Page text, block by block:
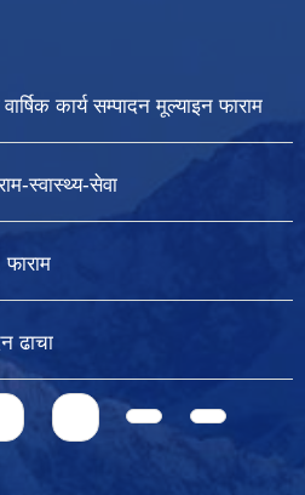
कार्य सम्पादन मूल्याइन फाराम
स्वास्थ्य-सेवा
ढाचा